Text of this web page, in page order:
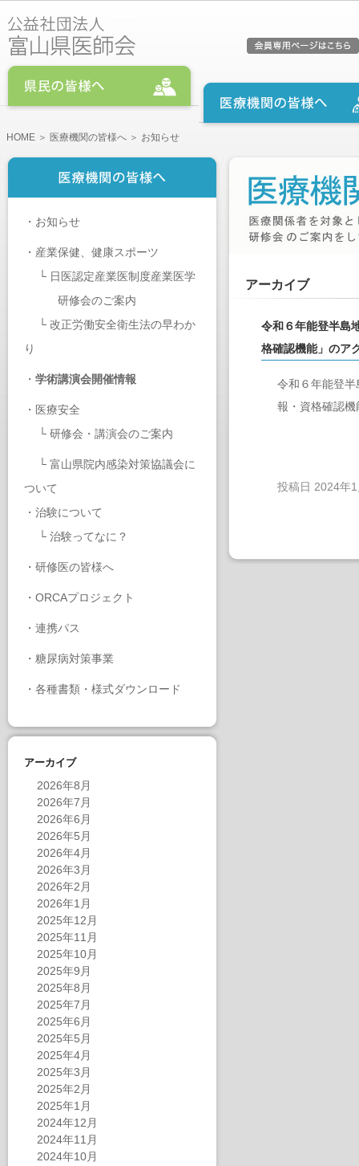
HOME ＞ 医療機関の皆様へ ＞ お知らせ
・ お知らせ
・ 産業保健、健康スポーツ
└ 日医認定産業医制度産業医学
研修会のご案内
└ 改正労働安全衛生法の早わか
り
・ 学術講演会開催情報
・ 医療安全
└ 研修会・講演会のご案内
└ 富山県院内感染対策協議会に
ついて
・ 治験について
└ 治験ってなに？
・ 研修医の皆様へ
・ ORCAプロジェクト
・ 連携パス
・ 糖尿病対策事業
・ 各種書類・様式ダウンロード
アーカイブ
2026年8月
2026年7月
2026年6月
2026年5月
2026年4月
2026年3月
2026年2月
2026年1月
2025年12月
2025年11月
2025年10月
2025年9月
2025年8月
2025年7月
2025年6月
2025年5月
2025年4月
2025年3月
2025年2月
2025年1月
2024年12月
2024年11月
2024年10月
アーカイブ
令和６年能登半島
格確認機能」のア
令和６年能登
報・資格確認
投稿日 2024年